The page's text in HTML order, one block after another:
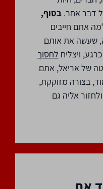
דבר אחר. בסוף,
אתם חייבים
שעשה את אותם
ויצליח לחסוך
של אריאל, אתם
בצורה מזוקקת,
אליה גם